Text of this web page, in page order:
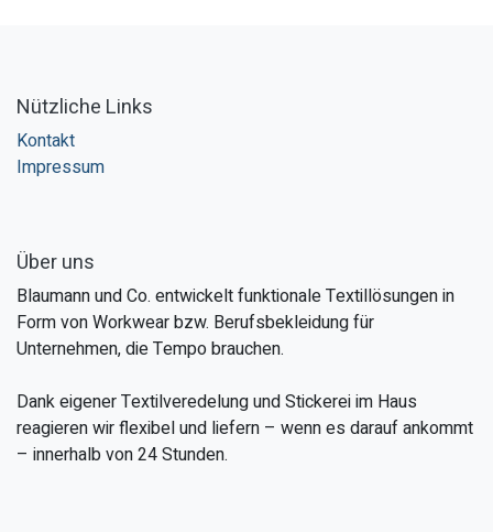
Nützliche Links
Kontakt
Impressum
Über uns
Blaumann und Co. entwickelt funktionale Textillösungen in
Form von Workwear bzw. Berufsbekleidung für
Unternehmen, die Tempo brauchen.
Dank eigener Textilveredelung und Stickerei im Haus
reagieren wir flexibel und liefern – wenn es darauf ankommt
– innerhalb von 24 Stunden.